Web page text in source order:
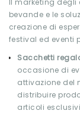
Il marketing degli
bevande e le
creazione di
festival ed eventi
Sacchetti
occasione di
attivazione del
distribuire
articoli